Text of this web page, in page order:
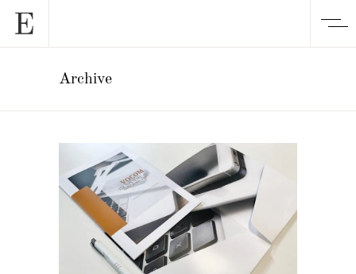
Archive